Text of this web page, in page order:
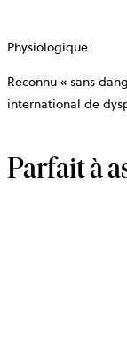
Physiologique
Reconnu « sans
international de
Parfait à